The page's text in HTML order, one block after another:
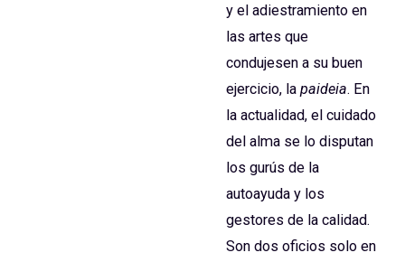
y el adiestramiento en
las artes que
condujesen a su buen
ejercicio, la paideia. En
la actualidad, el cuidado
del alma se lo disputan
los gurús de la
autoayuda y los
gestores de la calidad.
Son dos oficios solo en